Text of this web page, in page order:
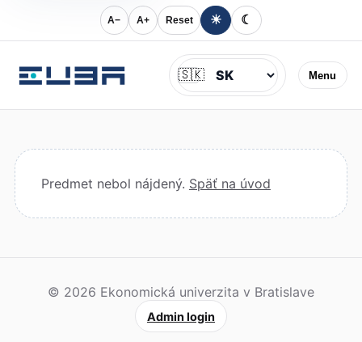
A− A+ Reset ☀ ☾
Menu
Jazyk
🇸🇰
Predmet nebol nájdený. Späť na úvod
© 2026 Ekonomická univerzita v Bratislave
Admin login